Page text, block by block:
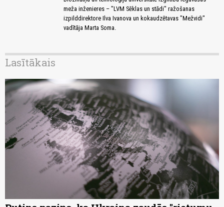
meža inženieres – "LVM Sēklas un stādi" ražošanas
izpilddirektore Ilva Ivanova un kokaudzētavas "Mežvidi"
vadītāja Marta Soma.
Lasītākais